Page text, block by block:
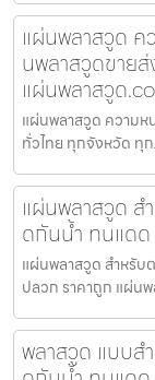
แผ่นพลาสวูด ค
นพลาสวูดขาย
แผ่นพลาสวูด
แผ่นพลาสวูด ความห
ทั่วไทย ทุกจังหวัด ทุ
แผ่นพลาสวูด ส
ดกันน้ำ ทนแด
แผ่นพลาสวูด สำหรั
ปลวก ราคาถูก แผ่น
พลาสวูด แบบส